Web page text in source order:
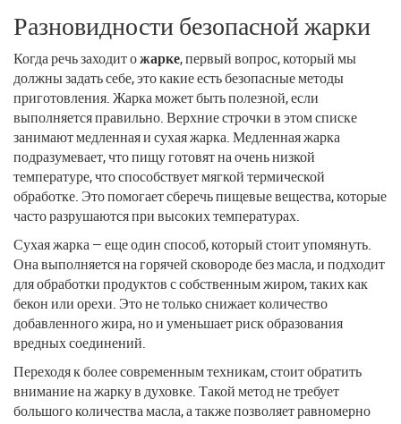
Разновидности безопасной жарки
Когда речь заходит ожарке, первый вопрос, который мы
должны задать себе, это какие есть безопасные методы
приготовления. Жарка может быть полезной, если
выполняется правильно. Верхние строчки в этом списке
занимают медленная и сухая жарка. Медленная жарка
подразумевает, что пищу готовят на очень низкой
температуре, что способствует мягкой термической
обработке. Это помогает сберечь пищевые вещества, которые
часто разрушаются при высоких температурах.
Сухая жарка — еще один способ, который стоит упомянуть.
Она выполняется на горячей сковороде без масла, и подходит
для обработки продуктов с собственным жиром, таких как
бекон или орехи. Это не только снижает количество
добавленного жира, но и уменьшает риск образования
вредных соединений.
Переходя к более современным техникам, стоит обратить
внимание на жарку в духовке. Такой метод не требует
большого количества масла, а также позволяет равномерно